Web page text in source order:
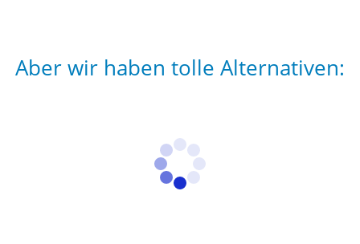
Aber wir haben tolle Alternativen: